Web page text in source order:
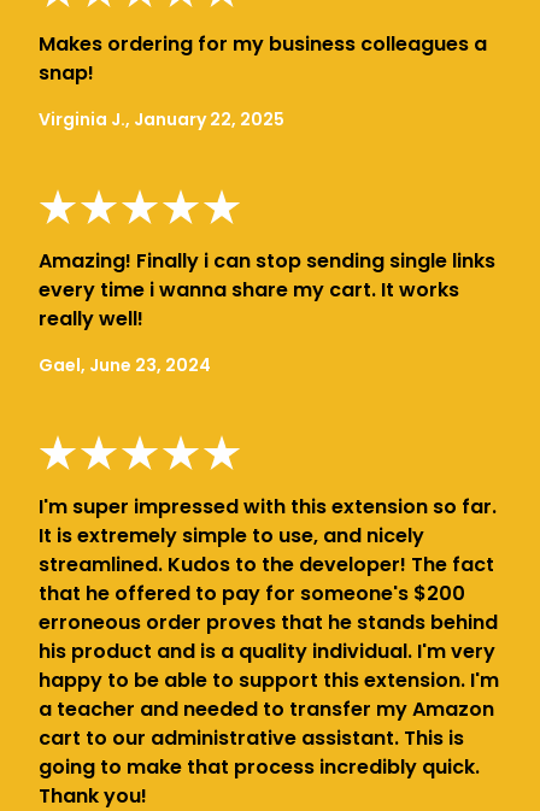
Makes ordering for my business colleagues a
snap!
Virginia J., January 22, 2025
Amazing! Finally i can stop sending single links
every time i wanna share my cart. It works
really well!
Gael, June 23, 2024
I'm super impressed with this extension so far.
It is extremely simple to use, and nicely
streamlined. Kudos to the developer! The fact
that he offered to pay for someone's $200
erroneous order proves that he stands behind
his product and is a quality individual. I'm very
happy to be able to support this extension. I'm
a teacher and needed to transfer my Amazon
cart to our administrative assistant. This is
going to make that process incredibly quick.
Thank you!